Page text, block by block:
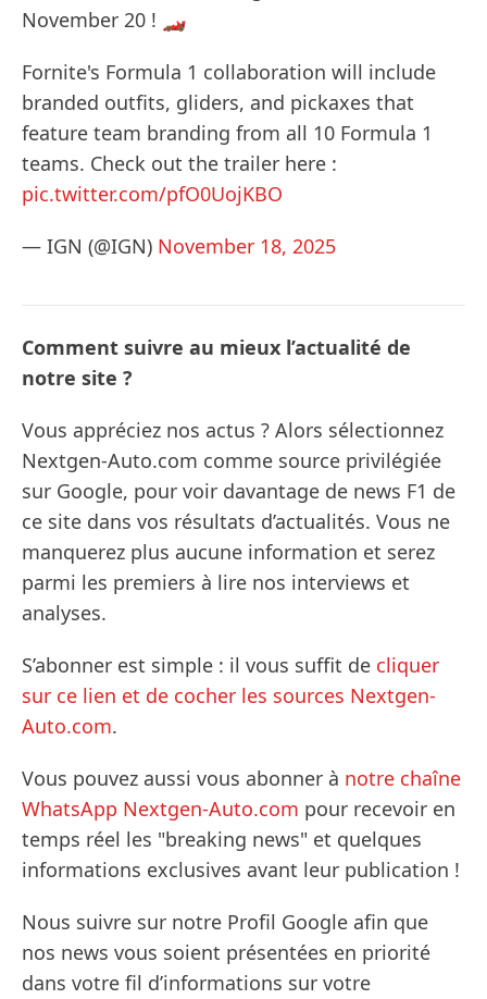
November 20 ! 🏎️
Fornite's Formula 1 collaboration will include
branded outfits, gliders, and pickaxes that
feature team branding from all 10 Formula 1
teams. Check out the trailer here :
pic.twitter.com/pfO0UojKBO
— IGN (@IGN) November 18, 2025
Comment suivre au mieux l’actualité de
notre site ?
Vous appréciez nos actus ? Alors sélectionnez
Nextgen-Auto.com comme source privilégiée
sur Google, pour voir davantage de news F1 de
ce site dans vos résultats d’actualités. Vous ne
manquerez plus aucune information et serez
parmi les premiers à lire nos interviews et
analyses.
S’abonner est simple : il vous suffit de cliquer
sur ce lien et de cocher les sources Nextgen-
Auto.com.
Vous pouvez aussi vous abonner à notre chaîne
WhatsApp Nextgen-Auto.com pour recevoir en
temps réel les "breaking news" et quelques
informations exclusives avant leur publication !
Nous suivre sur notre Profil Google afin que
nos news vous soient présentées en priorité
dans votre fil d’informations sur votre